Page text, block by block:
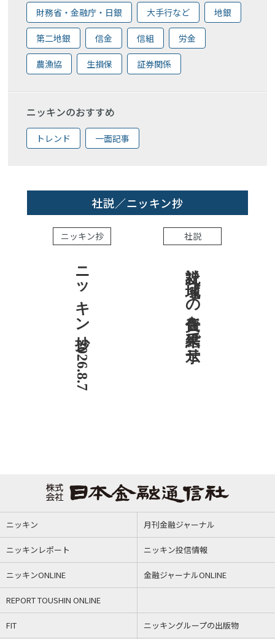
財務省・金融庁・日銀 大手行など 地銀
第二地銀 信金 信組 労金
農漁協 生損保 証券関係
ニッキンのおすすめ
トレンド 一面記事
社説／ニッキン抄
ニッキン抄
ニッキン抄 2026.8.7
社説
社説 地域への責任を結果で示せ
ニッキン 月刊金融ジャーナル
ニッキンレポート ニッキン投信情報
ニッキンONLINE 金融ジャーナルONLINE
REPORT TOUSHIN ONLINE
FIT ニッキングループの出版物